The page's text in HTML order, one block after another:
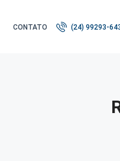
CONTATO (24) 99293-